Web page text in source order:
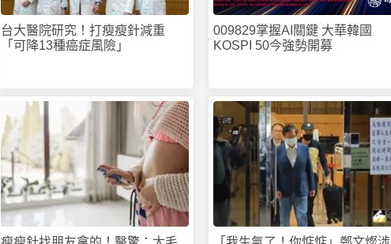
台大醫院研究！打瘦瘦針減重
「可降13種癌症風險」
009829掌握AI關鍵 大華韓國
KOSPI 50今強勢開募